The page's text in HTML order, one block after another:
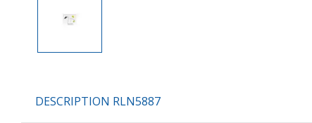
DESCRIPTION RLN5887